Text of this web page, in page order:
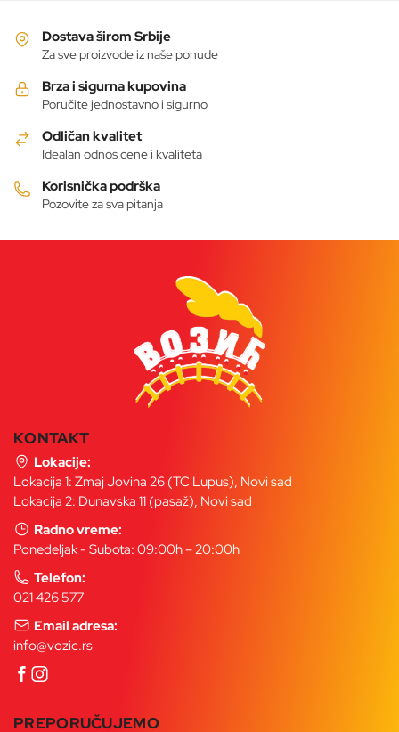
Dostava širom Srbije
Za sve proizvode iz naše ponude
Brza i sigurna kupovina
Poručite jednostavno i sigurno
Odličan kvalitet
Idealan odnos cene i kvaliteta
Korisnička podrška
Pozovite za sva pitanja
KONTAKT
Lokacije:
Lokacija 1: Zmaj Jovina 26 (TC Lupus), Novi sad
Lokacija 2: Dunavska 11 (pasaž), Novi sad
Radno vreme:
Ponedeljak - Subota: 09:00h – 20:00h
Telefon:
021 426 577
Email adresa:
info@vozic.rs
PREPORUČUJEMO